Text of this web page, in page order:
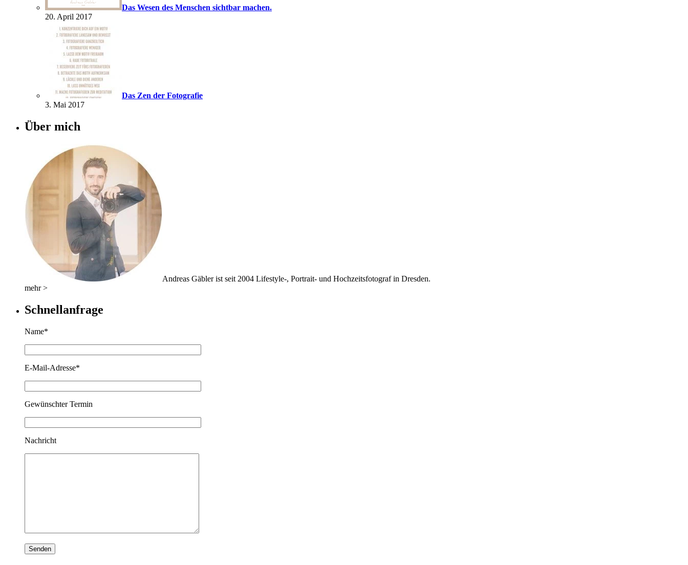
Das Wesen des Menschen sichtbar machen.
20. April 2017
Das Zen der Fotografie
3. Mai 2017
Über mich
Andreas Gäbler ist seit 2004 Lifestyle-, Portrait- und Hochzeitsfotograf in Dresden.
mehr >
Schnellanfrage
Name*
E-Mail-Adresse*
Gewünschter Termin
Nachricht